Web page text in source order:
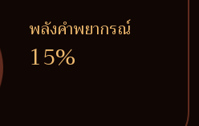
พลังคำพยากรณ์
15%